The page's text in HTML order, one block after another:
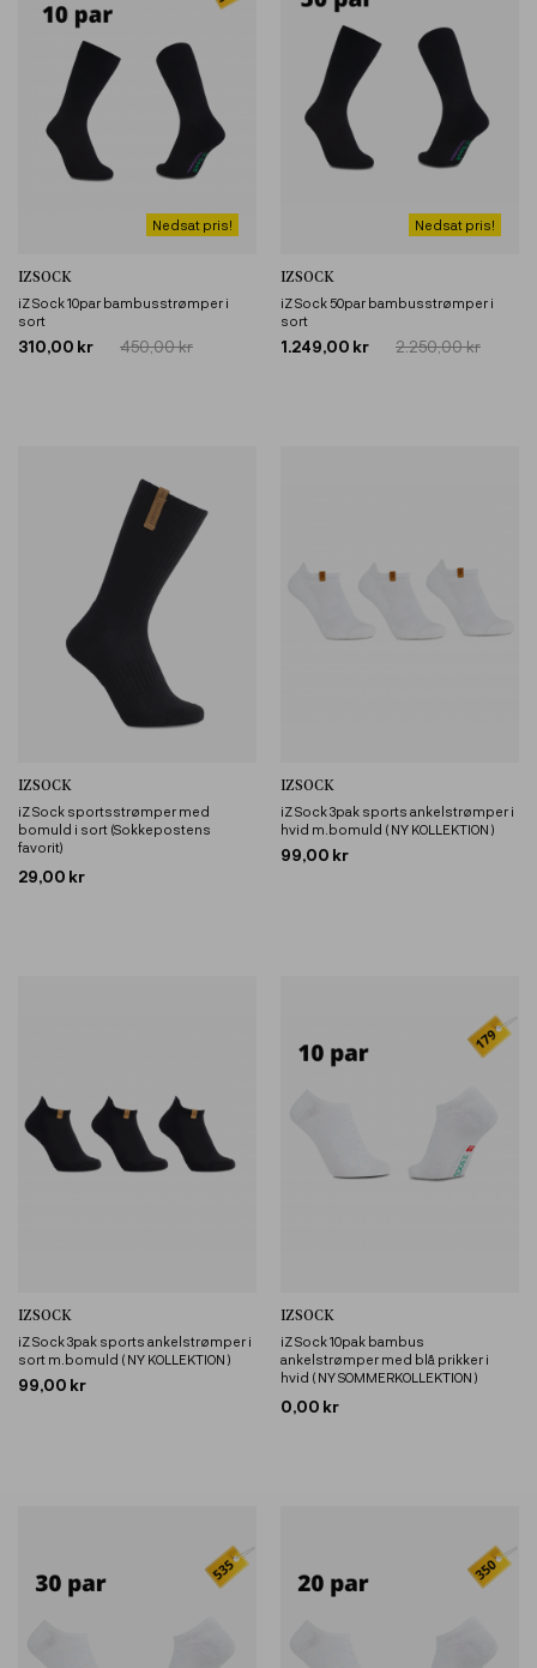
Nedsat pris!
IZSOCK
iZ Sock 10par bambusstrømper i
sort
310,00 kr 450,00 kr
Nedsat pris!
IZSOCK
iZ Sock 50par bambusstrømper i
sort
1.249,00 kr 2.250,00 kr
IZSOCK
iZ Sock sportsstrømper med
bomuld i sort (Sokkepostens
favorit)
29,00 kr
IZSOCK
iZ Sock 3pak sports ankelstrømper i
hvid m.bomuld ( NY KOLLEKTION )
99,00 kr
IZSOCK
iZ Sock 3pak sports ankelstrømper i
sort m.bomuld ( NY KOLLEKTION )
99,00 kr
IZSOCK
iZ Sock 10pak bambus
ankelstrømper med blå prikker i
hvid ( NY SOMMERKOLLEKTION )
0,00 kr